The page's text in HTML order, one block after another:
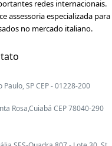
redes internacionais.
assessoria especializada para
no mercado italiano.
SP CEP - 01228-200
Rosa,Cuiabá CEP 78040-290